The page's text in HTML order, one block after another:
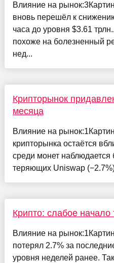
Влияние на
вновь перешёл к
часа до уровня $3.61
похоже на болезненный
нед...
Крипторынок
месяца
Влияние на
крипторынка остаётся
среди монет наблюдается
теряющих Uniswap
Крипто: слабое
Влияние на
потерял 2.7% за
уровня неделей ранее.